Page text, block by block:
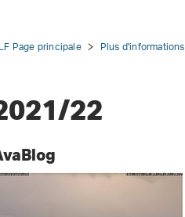
Page principale Plus d'informations
22